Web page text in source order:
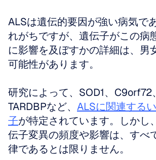
ALSは遺伝的要因が強い病気で
れがちですが、遺伝子がこの病
に影響を及ぼすかの詳細は、男
可能性があります。
研究によって、SOD1、C9orf72
TARDBPなど、 ALSに関連する
子が特定されています。しかし
伝子変異の頻度や影響は、すべ
律であるとは限りません。